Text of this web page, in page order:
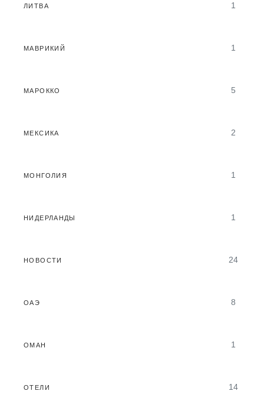
ЛИТВА 1
МАВРИКИЙ 1
МАРОККО 5
МЕКСИКА 2
МОНГОЛИЯ 1
НИДЕРЛАНДЫ 1
НОВОСТИ 24
ОАЭ 8
ОМАН 1
ОТЕЛИ 14